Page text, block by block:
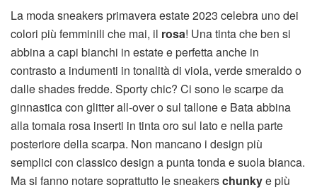
La moda sneakers primavera estate 2023 celebra uno dei
colori più femminili che mai, il rosa! Una tinta che ben si
abbina a capi bianchi in estate e perfetta anche in
contrasto a indumenti in tonalità di viola, verde smeraldo o
dalle shades fredde. Sporty chic? Ci sono le scarpe da
ginnastica con glitter all-over o sul tallone e Bata abbina
alla tomaia rosa inserti in tinta oro sul lato e nella parte
posteriore della scarpa. Non mancano i design più
semplici con classico design a punta tonda e suola bianca.
Ma si fanno notare soprattutto le sneakerschunkye più